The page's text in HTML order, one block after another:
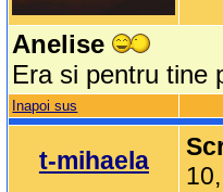
Anelise
Era si pentru tine
Inapoi sus
t-mihaela